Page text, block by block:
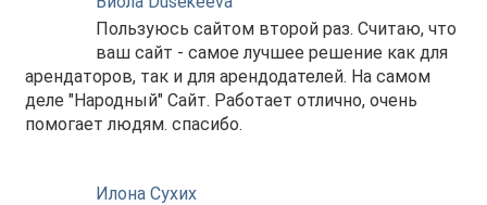
Пользуюсь сайтом второй раз. Считаю, что
ваш сайт - самое лучшее решение как для
арендаторов, так и для арендодателей. На самом
деле "Народный" Сайт. Работает отлично, очень
помогает людям. спасибо.
Илона Сухих